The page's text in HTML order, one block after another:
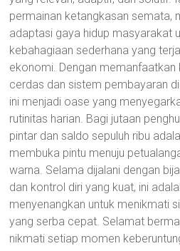
permainan ketangkasan semata,
adaptasi gaya hidup masyarakat
kebahagiaan sederhana yang
ekonomi. Dengan
cerdas dan sistem pembayaran
ini menjadi oase yang
rutinitas harian. Bagi jutaan
pintar dan saldo sepuluh ribu
membuka pintu menuju
warna. Selama dijalani dengan
dan kontrol diri yang kuat, ini
menyenangkan untuk menikmati
yang serba cepat. Selamat
nikmati setiap momen